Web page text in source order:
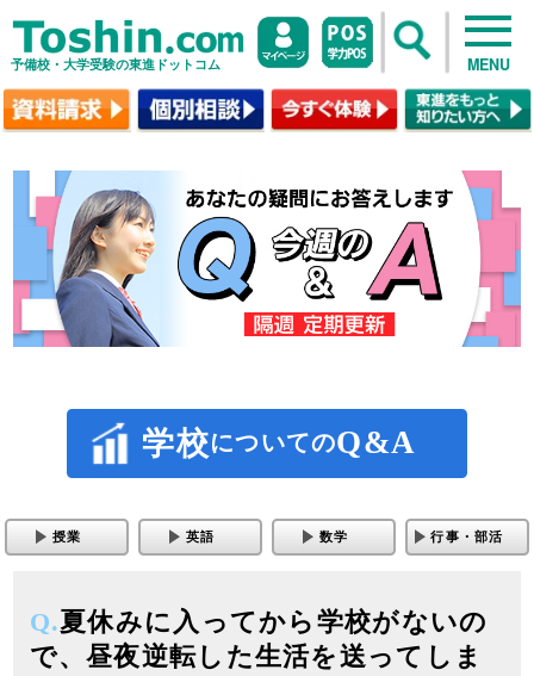
予備校・大学受験の東進ドットコム MENU
学校についてのQ&A
授業 英語 数学 行事・部活
Q.夏休みに入ってから学校がないの
で、昼夜逆転した生活を送ってしま